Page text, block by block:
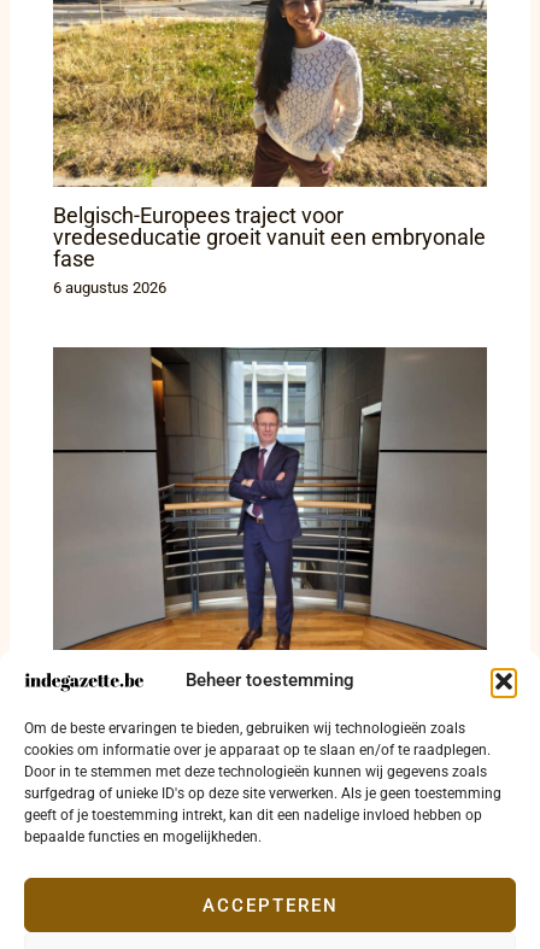
Beheer toestemming
Om de beste ervaringen te bieden, gebruiken wij technologieën zoals
cookies om informatie over je apparaat op te slaan en/of te raadplegen.
Door in te stemmen met deze technologieën kunnen wij gegevens zoals
surfgedrag of unieke ID's op deze site verwerken. Als je geen toestemming
geeft of je toestemming intrekt, kan dit een nadelige invloed hebben op
bepaalde functies en mogelijkheden.
ACCEPTEREN
Belgisch-Europees traject voor
vredeseducatie groeit vanuit een embryonale
fase
6 augustus 2026
Kurt Himpe verbaast West-Vlaanderen met
dossierkennis van fietslicht tot
reddingsdrone
16 juli 2026